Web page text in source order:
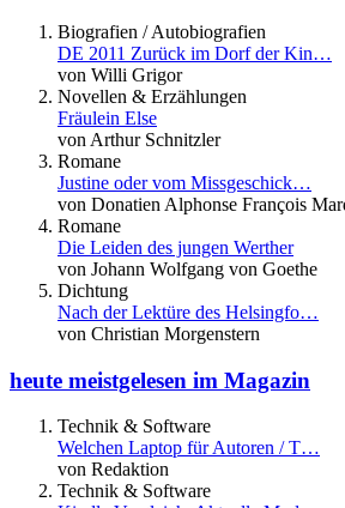
Biografien / Autobiografien
DE 2011 Zurück im Dorf der Kin…
von Willi Grigor
Novellen & Erzählungen
Fräulein Else
von Arthur Schnitzler
Romane
Justine oder vom Missgeschick…
von Donatien Alphonse François
Romane
Die Leiden des jungen Werther
von Johann Wolfgang von Goethe
Dichtung
Nach der Lektüre des Helsingfo…
von Christian Morgenstern
heute meistgelesen im Magazin
Technik & Software
Welchen Laptop für Autoren / T…
von Redaktion
Technik & Software